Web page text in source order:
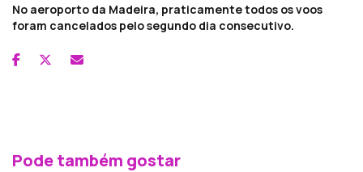
No aeroporto da Madeira, praticamente todos os voos
foram cancelados pelo segundo dia consecutivo.
Pode também gostar